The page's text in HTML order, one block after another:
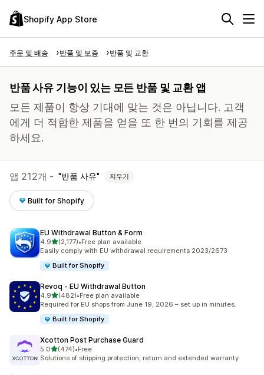
Shopify App Store
주문 및 배송 반품 및 보증 반품 및 교환
반품 사유 기능이 있는 모든 반품 및 교환 앱
모든 제품이 항상 기대에 맞는 것은 아닙니다. 고객
에게 더 적합한 제품을 얻을 또 한 번의 기회를 제공
하세요.
앱 212개 - 반품 사유 지우기
Built for Shopify
EU Withdrawal Button & Form
4.9별 5개 중
(2,177)
총 리뷰 2177개
•Free plan available
Easily comply with EU withdrawal requirements 2023/2673
Built for Shopify
Revoq ‑ EU Withdrawal Button
4.9별 5개 중
(482)
총 리뷰 482개
•Free plan available
Required for EU shops from June 19, 2026 – set up in minutes.
Built for Shopify
Xcotton Post Purchase Guard
5.0별 5개 중
(474)
총 리뷰 474개
•Free
Solutions of shipping protection, return and extended warranty